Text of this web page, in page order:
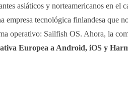
asiáticos y norteamericanos en el
tecnológica finlandesa que
operativo: Sailfish OS. Ahora, la
Europea a Android, iOS y